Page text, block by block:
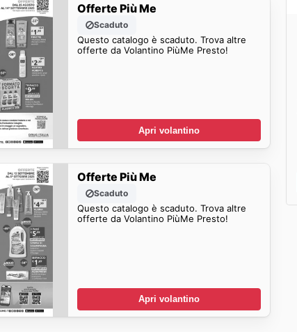
Offerte Più Me
Scaduto
Questo catalogo è scaduto. Trova altre
offerte da Volantino PiùMe Presto!
Apri volantino
Offerte Più Me
Scaduto
Questo catalogo è scaduto. Trova altre
offerte da Volantino PiùMe Presto!
Apri volantino